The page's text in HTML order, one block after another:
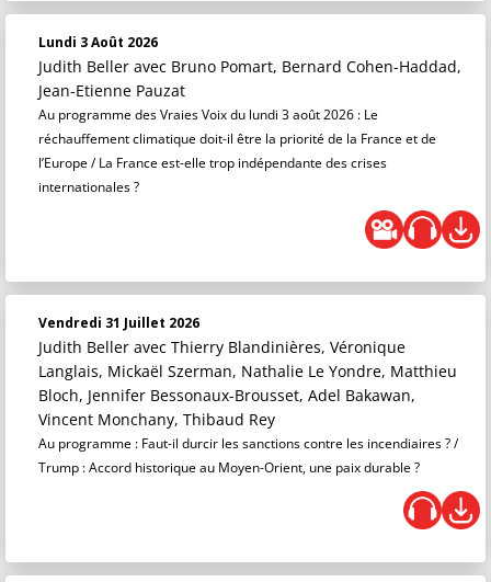
Lundi 3 Août 2026
Judith Beller avec Bruno Pomart, Bernard Cohen-Haddad,
Jean-Etienne Pauzat
Au programme des Vraies Voix du lundi 3 août 2026 : Le
réchauffement climatique doit-il être la priorité de la France et de
l’Europe / La France est-elle trop indépendante des crises
internationales ?
Vendredi 31 Juillet 2026
Judith Beller avec Thierry Blandinières, Véronique
Langlais, Mickaël Szerman, Nathalie Le Yondre, Matthieu
Bloch, Jennifer Bessonaux-Brousset, Adel Bakawan,
Vincent Monchany, Thibaud Rey
Au programme : Faut-il durcir les sanctions contre les incendiaires ? /
Trump : Accord historique au Moyen-Orient, une paix durable ?